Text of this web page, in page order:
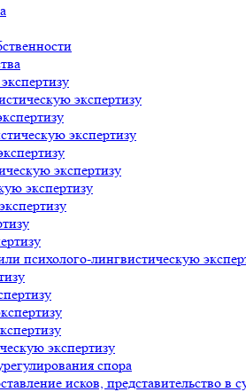
экспертизу
экспертизу
экспертизу
экспертизу
психолого-лингвистическую
экспертизу
спора
исков, представительство в